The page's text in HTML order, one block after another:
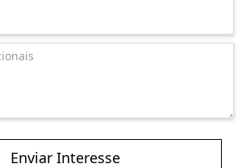
Enviar Interesse